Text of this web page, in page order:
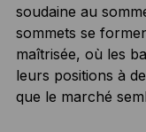
soudaine au
sommets se
maîtrisée, où les
leurs positions à
que le marché